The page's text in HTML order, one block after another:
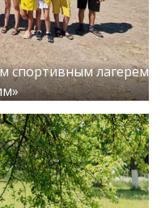
спортивным лагерем